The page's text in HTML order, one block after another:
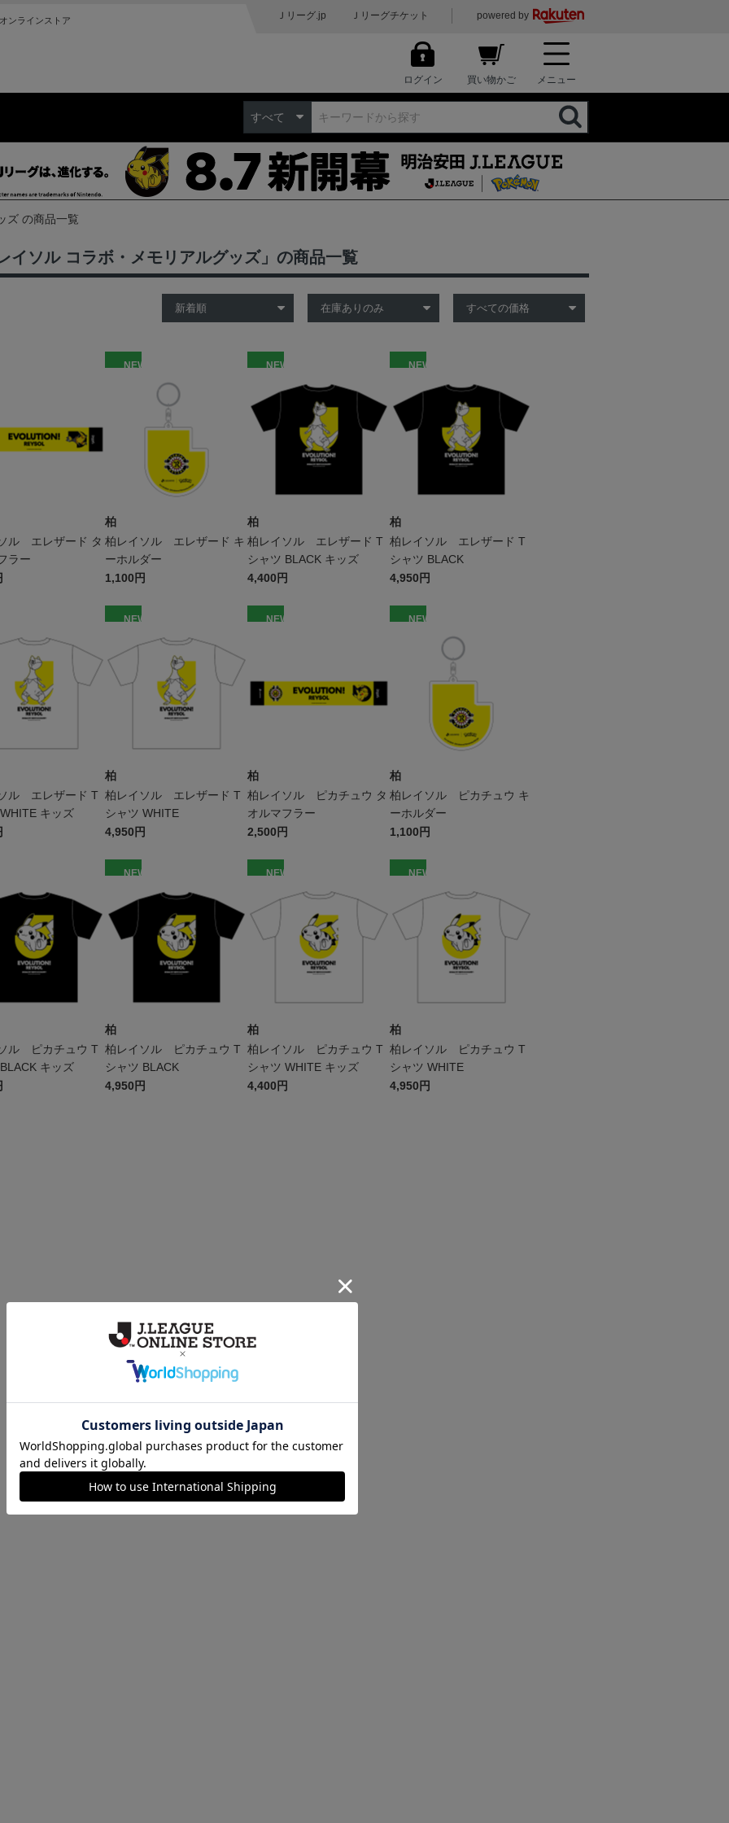
ンラインストア Ｊリーグ.jp Ｊリーグチケット powered by
ログイン 買い物かご メニュー
すべて
ズ の商品一覧
イソル コラボ・メモリアルグッズ」の商品一覧
ル エレザード タ
ラー
NEW
柏
柏レイソル エレザード キ
ーホルダー
1,100円
NEW
柏
柏レイソル エレザード T
シャツ BLACK キッズ
4,400円
NEW
柏
柏レイソル エレザード T
シャツ BLACK
4,950円
ル エレザード T
キッズ
NEW
柏
柏レイソル エレザード T
シャツ WHITE
4,950円
NEW
柏
柏レイソル ピカチュウ タ
オルマフラー
2,500円
NEW
柏
柏レイソル ピカチュウ キ
ーホルダー
1,100円
ル ピカチュウ T
キッズ
NEW
柏
柏レイソル ピカチュウ T
シャツ BLACK
4,950円
NEW
柏
柏レイソル ピカチュウ T
シャツ WHITE キッズ
4,400円
NEW
柏
柏レイソル ピカチュウ T
シャツ WHITE
4,950円